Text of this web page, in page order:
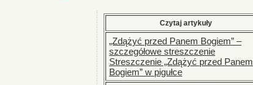
Czytaj artykuły
„Zdążyć przed Panem Bogiem” –
szczegółowe streszczenie
Streszczenie „Zdążyć przed Panem
Bogiem” w pigułce